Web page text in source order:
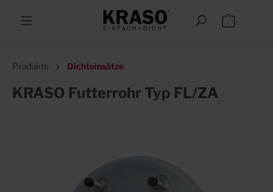
Produkte Dichteinsätze
KRASO Futterrohr Typ FL/ZA